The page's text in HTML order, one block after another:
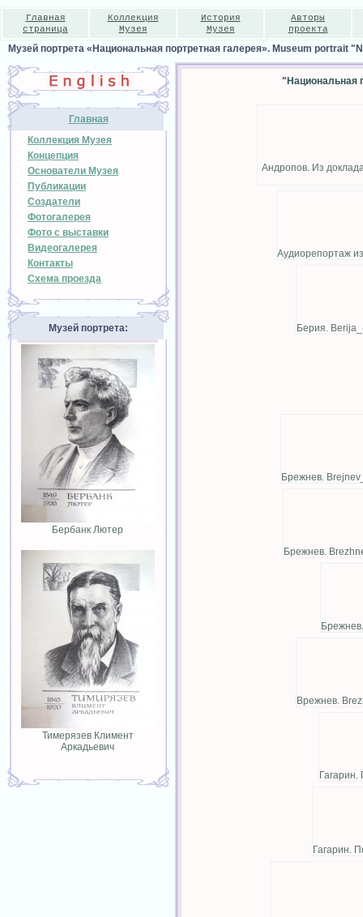
Главная
страница
Коллекция
Музея
История
Музея
Авторы
проекта
Музей портрета «Национальная портретная галерея». Museum portrait
Главная
Коллекция Музея
Концепция
Основатели Музея
Публикации
Создатели
Фотогалерея
Фото с выставки
Видеогалерея
Контакты
Схема проезда
Музей портрета:
Бербанк Лютер
Тимерязев Климент
Аркадьевич
"Национальная
Андропов. Из
Аудиорепортаж
Берия.
Брежнев.
Брежнев.
Врежнев.
Гагарин.